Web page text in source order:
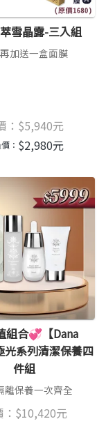
雪晶露-三入組
加送一盒面膜
： $5,940元
： $2,980元
組合💞【Dana
系列清潔保養四
件組
離保養一次齊全
$10,420元